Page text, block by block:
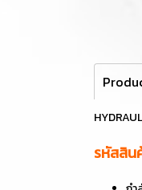
รหัสสิน